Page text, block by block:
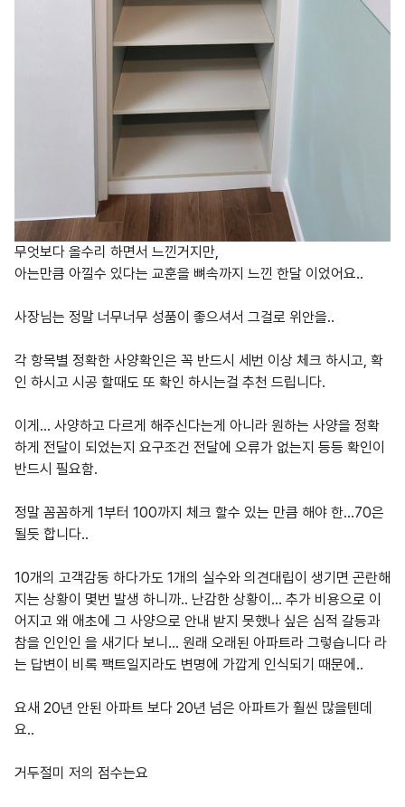
무엇보다 올수리 하면서 느낀거지만,
아는만큼 아낄수 있다는 교훈을 뼈속까지 느낀 한달 이었어요..
사장님는 정말 너무너무 성품이 좋으셔서 그걸로 위안을..
각 항목별 정확한 사양확인은 꼭 반드시 세번 이상 체크 하시고, 확
인 하시고 시공 할때도 또 확인 하시는걸 추천 드립니다.
이게... 사양하고 다르게 해주신다는게 아니라 원하는 사양을 정확
하게 전달이 되었는지 요구조건 전달에 오류가 없는지 등등 확인이
반드시 필요함.
정말 꼼꼼하게 1부터 100까지 체크 할수 있는 만큼 해야 한...70은
될듯 합니다..
10개의 고객감동 하다가도 1개의 실수와 의견대립이 생기면 곤란해
지는 상황이 몇번 발생 하니까.. 난감한 상황이... 추가 비용으로 이
어지고 왜 애초에 그 사양으로 안내 받지 못했나 싶은 심적 갈등과
참을 인인인 을 새기다 보니... 원래 오래된 아파트라 그렇습니다 라
는 답변이 비록 팩트일지라도 변명에 가깝게 인식되기 때문에..
요새 20년 안된 아파트 보다 20년 넘은 아파트가 훨씬 많을텐데
요..
거두절미 저의 점수는요